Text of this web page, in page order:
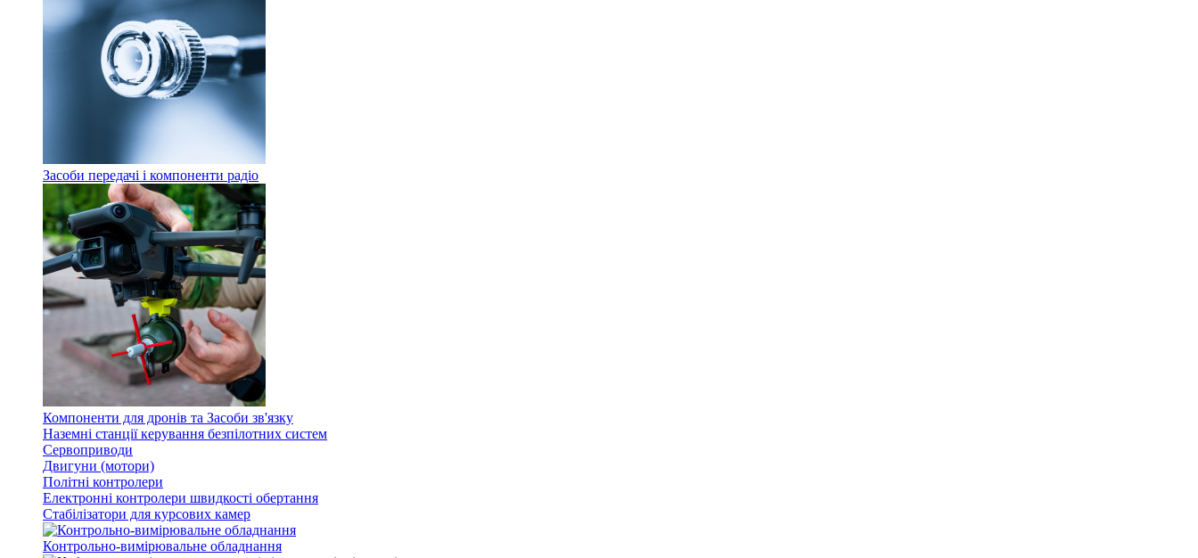
Засоби передачі і компоненти радіо
Компоненти для дронів та Засоби зв'язку
Наземні станції керування безпілотних систем
Сервоприводи
Двигуни (мотори)
Політні контролери
Електронні контролери швидкості обертання
Стабілізатори для курсових камер
Контрольно-вимірювальне обладнання